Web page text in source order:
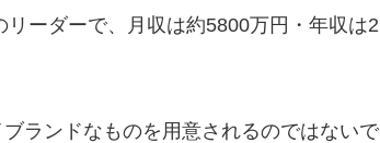
ーダーで、月収は約5800万円・年収は2
ランドなものを用意されるのではないで